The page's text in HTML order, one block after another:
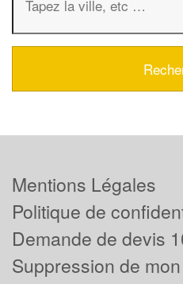
Mentions Légales
Politique de
Demande de devis
Suppression de